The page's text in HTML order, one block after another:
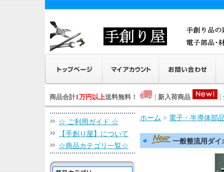
商品合計1万円以上送料無料！ 新入荷商品
☆ ご利用ガイド ☆
【手創り屋】について
☆商品カテゴリ一覧☆
ホーム > 電子・半導体部
一般整流用ダ